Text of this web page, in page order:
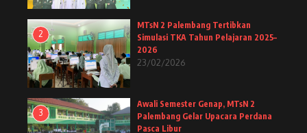
2
MTsN 2 Palembang Tertibkan
Simulasi TKA Tahun Pelajaran 2025–
2026
23/02/2026
3
Awali Semester Genap, MTsN 2
Palembang Gelar Upacara Perdana
Pasca Libur